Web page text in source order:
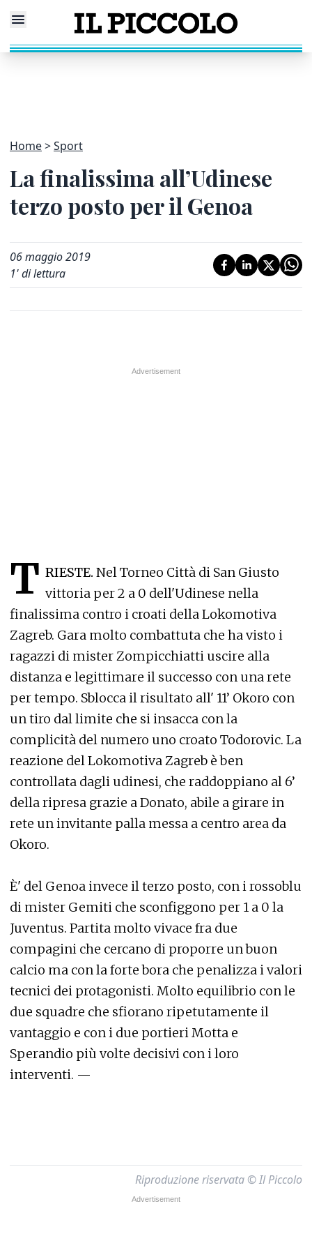
Home Sport
La finalissima all’Udinese
terzo posto per il Genoa
06 maggio 2019
1' di lettura
T RIESTE. Nel Torneo Città di San Giusto
vittoria per 2 a 0 dell'Udinese nella
finalissima contro i croati della Lokomotiva
Zagreb. Gara molto combattuta che ha visto i
ragazzi di mister Zompicchiatti uscire alla
distanza e legittimare il successo con una rete
per tempo. Sblocca il risultato all' 11’ Okoro con
un tiro dal limite che si insacca con la
complicità del numero uno croato Todorovic. La
reazione del Lokomotiva Zagreb è ben
controllata dagli udinesi, che raddoppiano al 6’
della ripresa grazie a Donato, abile a girare in
rete un invitante palla messa a centro area da
Okoro.
È' del Genoa invece il terzo posto, con i rossoblu
di mister Gemiti che sconfiggono per 1 a 0 la
Juventus. Partita molto vivace fra due
compagini che cercano di proporre un buon
calcio ma con la forte bora che penalizza i valori
tecnici dei protagonisti. Molto equilibrio con le
due squadre che sfiorano ripetutamente il
vantaggio e con i due portieri Motta e
Sperandio più volte decisivi con i loro
interventi. —
Riproduzione riservata © Il Piccolo